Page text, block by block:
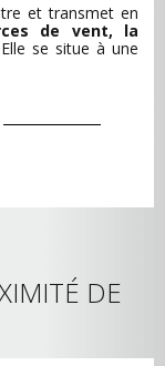
et transmet en
de vent, la
se situe à une
DE